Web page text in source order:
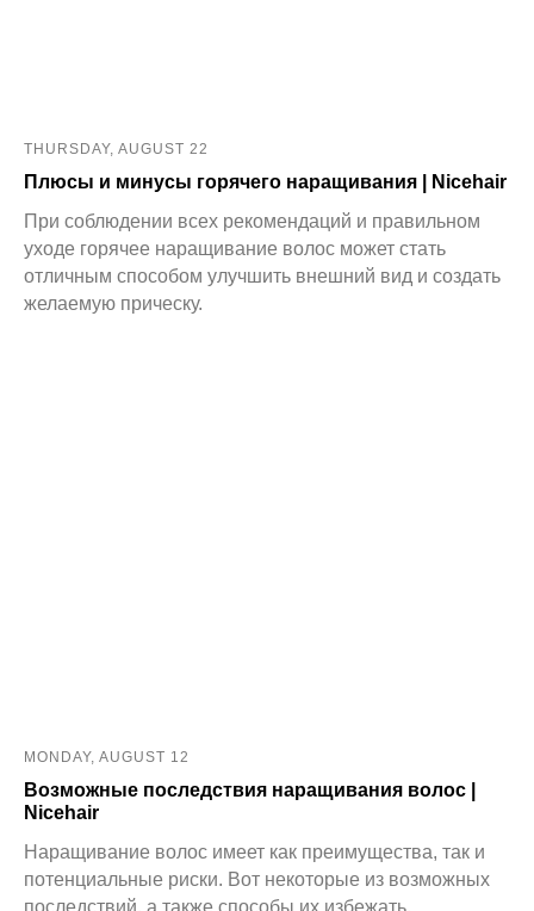
THURSDAY, AUGUST 22
Плюсы и минусы горячего наращивания | Nicehair
При соблюдении всех рекомендаций и правильном
уходе горячее наращивание волос может стать
отличным способом улучшить внешний вид и создать
желаемую прическу.
MONDAY, AUGUST 12
Возможные последствия наращивания волос |
Nicehair
Наращивание волос имеет как преимущества, так и
потенциальные риски. Вот некоторые из возможных